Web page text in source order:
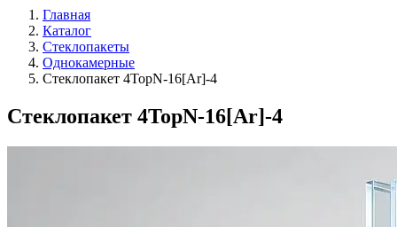
Главная
Каталог
Стеклопакеты
Однокамерные
Стеклопакет 4TopN-16[Ar]-4
Стеклопакет 4TopN-16[Ar]-4